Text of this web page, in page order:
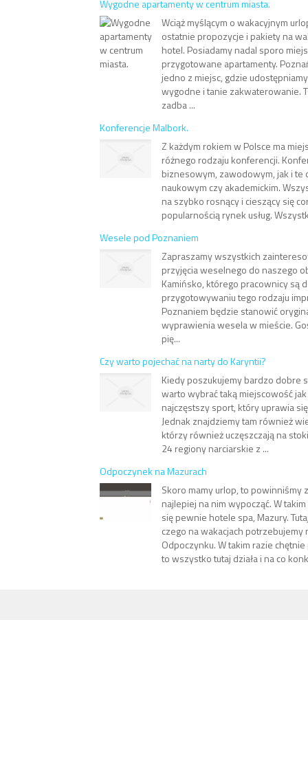
Wygodne apartamenty w centrum miasta.
Wciąż myślącym o wakacyjnym
ostatnie propozycje i pakiety na
hotel. Posiadamy nadal sporo
przygotowane apartamenty.
jedno z miejsc, gdzie
wygodne i tanie zakwaterowanie.
zadba ...
Konferencje Malbork.
Z każdym rokiem w Polsce ma
różnego rodzaju konferencji.
biznesowym, zawodowym, jak i te
naukowym czy akademickim.
na szybko rosnący i cieszący się
popularnością rynek usług.
Wesele pod Poznaniem
Zapraszamy wszystkich
przyjęcia weselnego do naszego
Kamińsko, którego pracownicy są
przygotowywaniu tego rodzaju
Poznaniem będzie stanowić
wyprawienia wesela w mieście.
pię...
Czy warto pojechać na narty do Karyntii?
Kiedy poszukujemy bardzo dobre
warto wybrać taką miejscowość
najczęstszy sport, który uprawia
Jednak znajdziemy tam również
którzy również uczęszczają na
24 regiony narciarskie z ...
Odpoczynek na Mazurach
Skoro mamy urlop, to powinniśmy
najlepiej na nim wypocząć. W
się pewnie hotele spa, Mazury.
czego na wakacjach potrzebujemy
Odpoczynku. W takim razie
to wszystko tutaj działa i na co